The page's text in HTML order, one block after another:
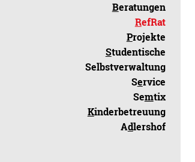
Beratungen
RefRat
Projekte
Studentische
Selbstverwaltung
Service
Semtix
Kinderbetreuung
Adlershof